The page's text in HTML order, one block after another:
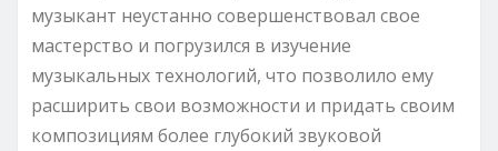
музыкант неустанно совершенствовал свое
мастерство и погрузился в изучение
музыкальных технологий, что позволило ему
расширить свои возможности и придать своим
композициям более глубокий звуковой